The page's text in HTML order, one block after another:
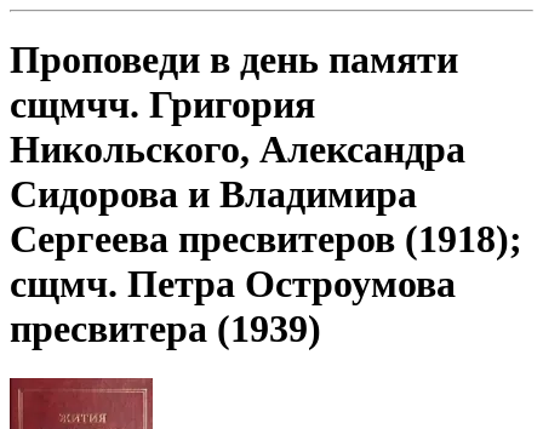
Проповеди в день памяти
сщмчч. Григория
Никольского, Александра
Сидорова и Владимира
Сергеева пресвитеров (1918);
сщмч. Петра Остроумова
пресвитера (1939)